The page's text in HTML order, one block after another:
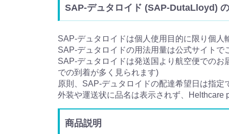
SAP-デュタロイド (SAP-DutaLloyd)
SAP-デュタロイドは個人使用目的に限り個人
SAP-デュタロイドの用法用量は公式サイトで
SAP-デュタロイドは発送国より航空便での
での到着が多く見られます)
原則、SAP-デュタロイドの配達希望日は指定
外装や運送状に品名は表示されず、Helthcare
商品説明